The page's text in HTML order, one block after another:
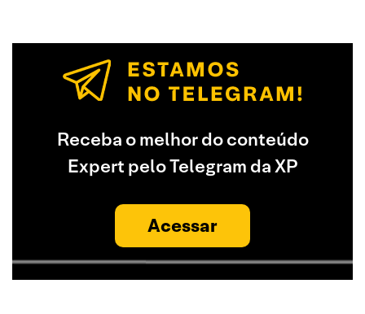
Receba o melhor do conteúdo
Expert pelo Telegram da XP
Acessar